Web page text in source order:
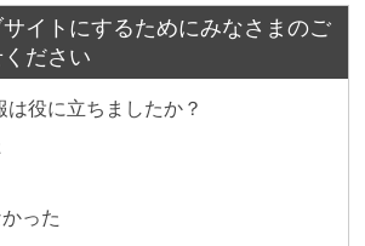
イトにするためにみなさまのご
ださい
は役に立ちましたか？
った